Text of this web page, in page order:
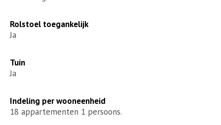
Rolstoel toegankelijk
Ja
Tuin
Ja
Indeling per wooneenheid
18 appartementen 1 persoons.